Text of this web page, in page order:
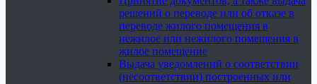
решений о переводе или об отказе в
переводе жилого помещения в
нежилое или нежилого помещения в
жилое помещение
Выдача уведомлений о соответствии
(несоответствии) построенных или